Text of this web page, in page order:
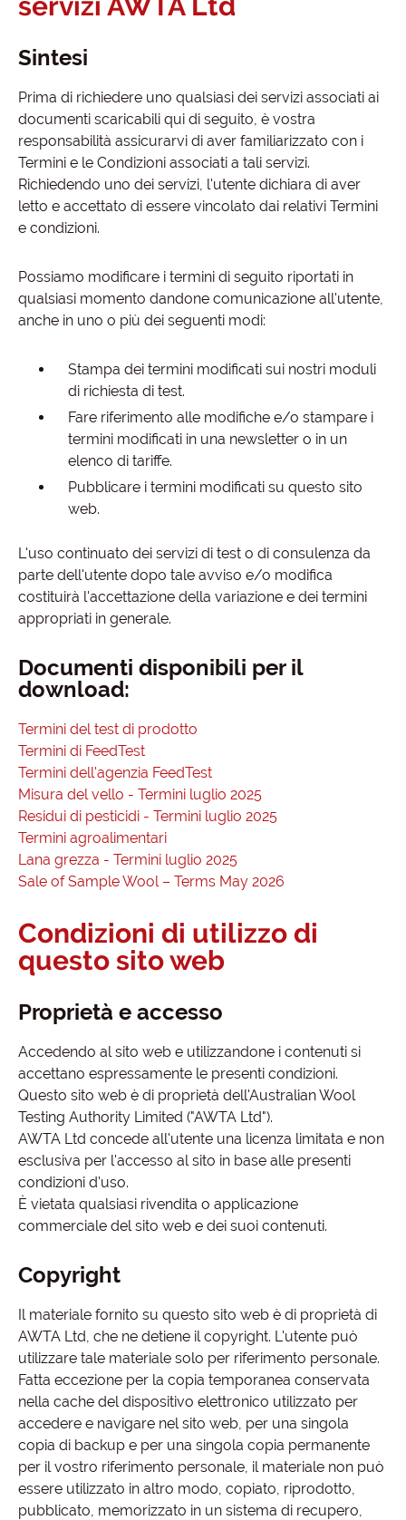
Sintesi
Prima di richiedere uno qualsiasi dei servizi associati ai
documenti scaricabili qui di seguito, è vostra
responsabilità assicurarvi di aver familiarizzato con i
Termini e le Condizioni associati a tali servizi.
Richiedendo uno dei servizi, l'utente dichiara di aver
letto e accettato di essere vincolato dai relativi Termini
e condizioni.
Possiamo modificare i termini di seguito riportati in
qualsiasi momento dandone comunicazione all'utente,
anche in uno o più dei seguenti modi:
Stampa dei termini modificati sui nostri moduli
di richiesta di test.
Fare riferimento alle modifiche e/o stampare i
termini modificati in una newsletter o in un
elenco di tariffe.
Pubblicare i termini modificati su questo sito
web.
L'uso continuato dei servizi di test o di consulenza da
parte dell'utente dopo tale avviso e/o modifica
costituirà l'accettazione della variazione e dei termini
appropriati in generale.
Documenti disponibili per il
download:
Termini del test di prodotto
Termini di FeedTest
Termini dell'agenzia FeedTest
Misura del vello - Termini luglio 2025
Residui di pesticidi - Termini luglio 2025
Termini agroalimentari
Lana grezza - Termini luglio 2025
Sale of Sample Wool – Terms May 2026
Condizioni di utilizzo di
questo sito web
Proprietà e accesso
Accedendo al sito web e utilizzandone i contenuti si
accettano espressamente le presenti condizioni.
Questo sito web è di proprietà dell'Australian Wool
Testing Authority Limited ("AWTA Ltd").
AWTA Ltd concede all'utente una licenza limitata e non
esclusiva per l'accesso al sito in base alle presenti
condizioni d'uso.
È vietata qualsiasi rivendita o applicazione
commerciale del sito web e dei suoi contenuti.
Copyright
Il materiale fornito su questo sito web è di proprietà di
AWTA Ltd, che ne detiene il copyright. L'utente può
utilizzare tale materiale solo per riferimento personale.
Fatta eccezione per la copia temporanea conservata
nella cache del dispositivo elettronico utilizzato per
accedere e navigare nel sito web, per una singola
copia di backup e per una singola copia permanente
per il vostro riferimento personale, il materiale non può
essere utilizzato in altro modo, copiato, riprodotto,
pubblicato, memorizzato in un sistema di recupero,